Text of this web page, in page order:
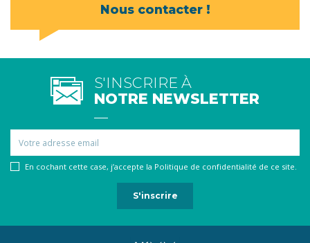
Nous contacter !
S'INSCRIRE À
NOTRE NEWSLETTER
En cochant cette case, j’accepte la Politique de confidentialité de ce site.